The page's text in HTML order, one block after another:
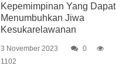
Kepemimpinan Yang Dapat
Menumbuhkan Jiwa
Kesukarelawanan
3 November 2023
0
1102